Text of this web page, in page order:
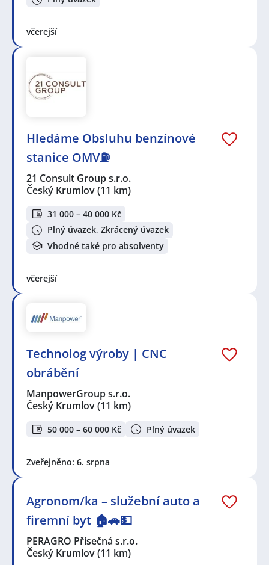
včerejší
Hledáme Obsluhu benzínové
stanice OMV⛽
21 Consult Group s.r.o.
Český Krumlov(11 km)
31 000 – 40 000 Kč
Plný úvazek, Zkrácený úvazek
Vhodné také pro absolventy
včerejší
Technolog výroby | CNC
obrábění
ManpowerGroup s.r.o.
Český Krumlov(11 km)
50 000 – 60 000 Kč Plný úvazek
Zveřejněno: 6. srpna
Agronom/ka – služební auto a
firemní byt 🏠🚗💵
PERAGRO Přísečná s.r.o.
Český Krumlov(11 km)